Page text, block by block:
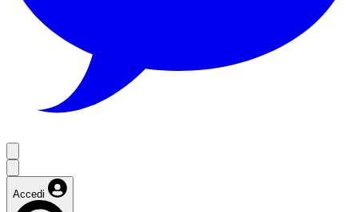
Accedi